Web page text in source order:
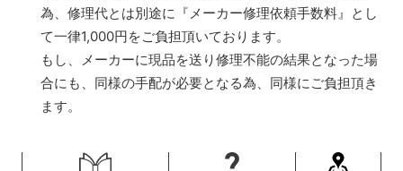
為、修理代とは別途に『メーカー修理依頼手数料』とし
て一律1,000円をご負担頂いております。
もし、メーカーに現品を送り修理不能の結果となった場
合にも、同様の手配が必要となる為、同様にご負担頂き
ます。